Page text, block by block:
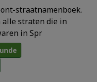
straatnamenboek.
alle straten die in
in Spr